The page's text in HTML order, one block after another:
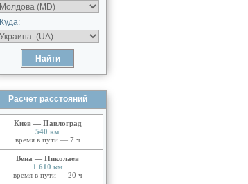
Куда:
Расчет расстояний
Киев — Павлоград
540 км
время в пути — 7 ч
Вена — Николаев
1 610 км
время в пути — 20 ч